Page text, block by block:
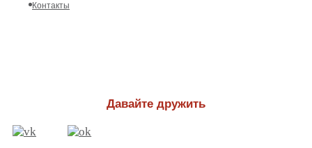
Контакты
Давайте дружить